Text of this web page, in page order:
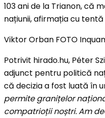
103 ani de la Trianon, că
națiunii, afirmația cu
Viktor Orban FOTO
Potrivit hirado.hu, Péter
adjunct pentru politică
că decizia a fost luată în
permite granițelor
compatrioții noștri. Am